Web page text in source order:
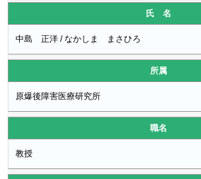
氏 名
中島 正洋 / なかしま まさひろ
所属
原爆後障害医療研究所
職名
教授